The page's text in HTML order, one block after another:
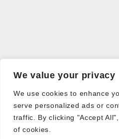
We value your privacy
We use cookies to enhance
serve personalized ads or
traffic. By clicking "Accept
of cookies.